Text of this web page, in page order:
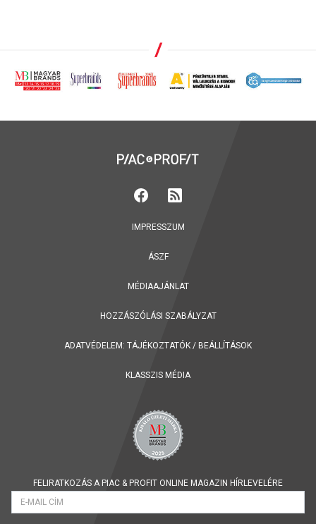
IMPRESSZUM
ÁSZF
MÉDIAAJÁNLAT
HOZZÁSZÓLÁSI SZABÁLYZAT
ADATVÉDELEM: TÁJÉKOZTATÓK / BEÁLLÍTÁSOK
KLASSZIS MÉDIA
FELIRATKOZÁS A PIAC & PROFIT ONLINE MAGAZIN HÍRLEVELÉRE